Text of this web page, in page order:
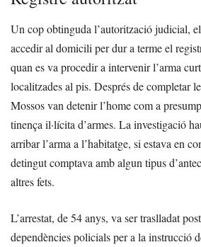
Un cop obtinguda l’autorització judicial,
accedir al domicili per dur a terme el
quan es va procedir a intervenir l’arma
localitzades al pis. Després de completar
Mossos van detenir l’home com a
tinença il·lícita d’armes. La investigació
arribar l’arma a l’habitatge, si estava en
detingut comptava amb algun tipus
altres fets.
L’arrestat, de 54 anys, va ser traslladat
dependències policials per a la instrucció